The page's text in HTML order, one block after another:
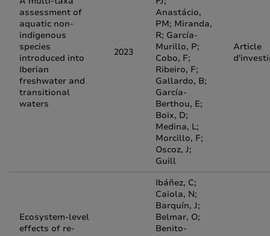
assessment of
aquatic non-
indigenous
species
introduced into
Iberian
freshwater and
transitional
waters
2023
Anastácio,
PM; Miranda,
R; García-
Murillo, P;
Cobo, F;
Ribeiro, F;
Gallardo, B;
García-
Berthou, E;
Boix, D;
Medina, L;
Morcillo, F;
Oscoz, J;
Guill
Article
Ecosystem-level
effects of re-
Ibáñez, C;
Caiola, N;
Barquín, J;
Belmar, O;
Benito-